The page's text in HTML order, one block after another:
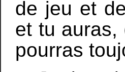
de jeu et
et tu auras,
pourras